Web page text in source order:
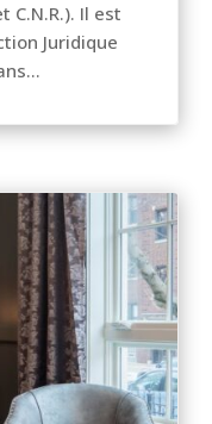
C.N.R.). Il est
Juridique